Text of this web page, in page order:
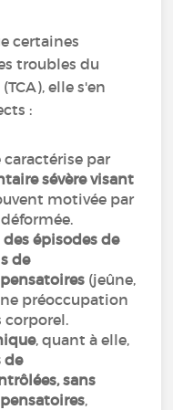
certaines
troubles du
elle s'en
:
caractérise par
sévère visant
motivée par
des épisodes de
de
(jeûne,
préoccupation
corporel.
, quant à elle,
de
sans
,